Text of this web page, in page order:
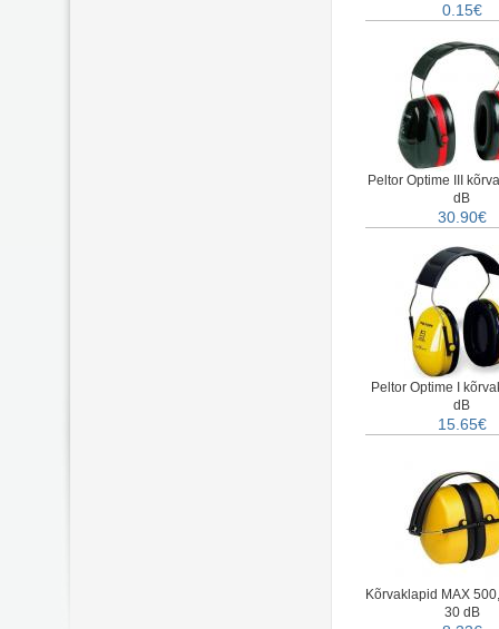
0.15€
Peltor Optime III
dB
30.90€
Peltor Optime I
dB
15.65€
Kõrvaklapid MAX
30 dB